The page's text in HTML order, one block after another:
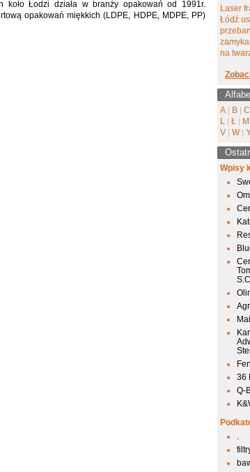
koło Łodzi działa w branży opakowań od 1991r.
opakowań miękkich (LDPE, HDPE, MDPE, PP)
Laser
Łódź
na
A B C
L
Ł M
V
W
Wpisy
36
Q-
.